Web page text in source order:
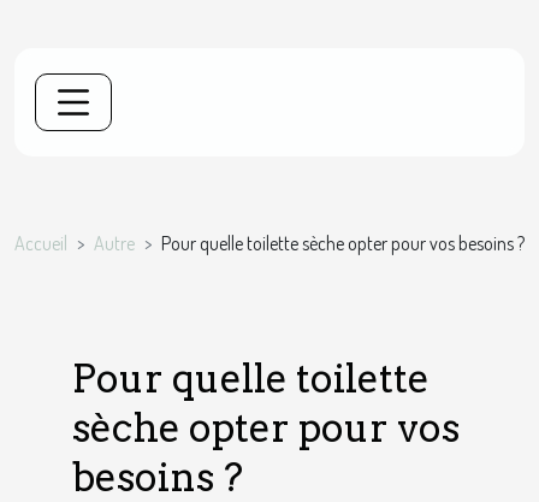
Accueil Autre Pour quelle toilette sèche opter pour vos besoins ?
Pour quelle toilette
sèche opter pour vos
besoins ?